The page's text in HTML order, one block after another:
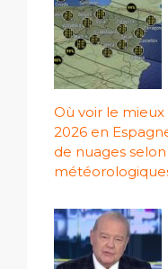
Où voir le
2026 en
de nuages